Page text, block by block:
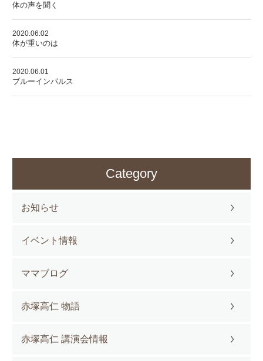
体の声を聞く
2020.06.02
体が重いのは
2020.06.01
ブルーインパルス
Category
お知らせ
イベント情報
ママブログ
赤塚高仁 物語
赤塚高仁 講演会情報